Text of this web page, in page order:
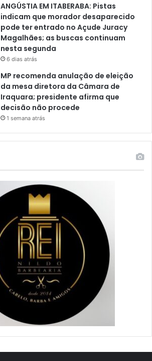
ANGÚSTIA EM ITABERABA: Pistas
indicam que morador desaparecido
pode ter entrado no Açude Juracy
Magalhães; as buscas continuam
nesta segunda
6 dias atrás
MP recomenda anulação de eleição
da mesa diretora da Câmara de
Iraquara; presidente afirma que
decisão não procede
1 semana atrás